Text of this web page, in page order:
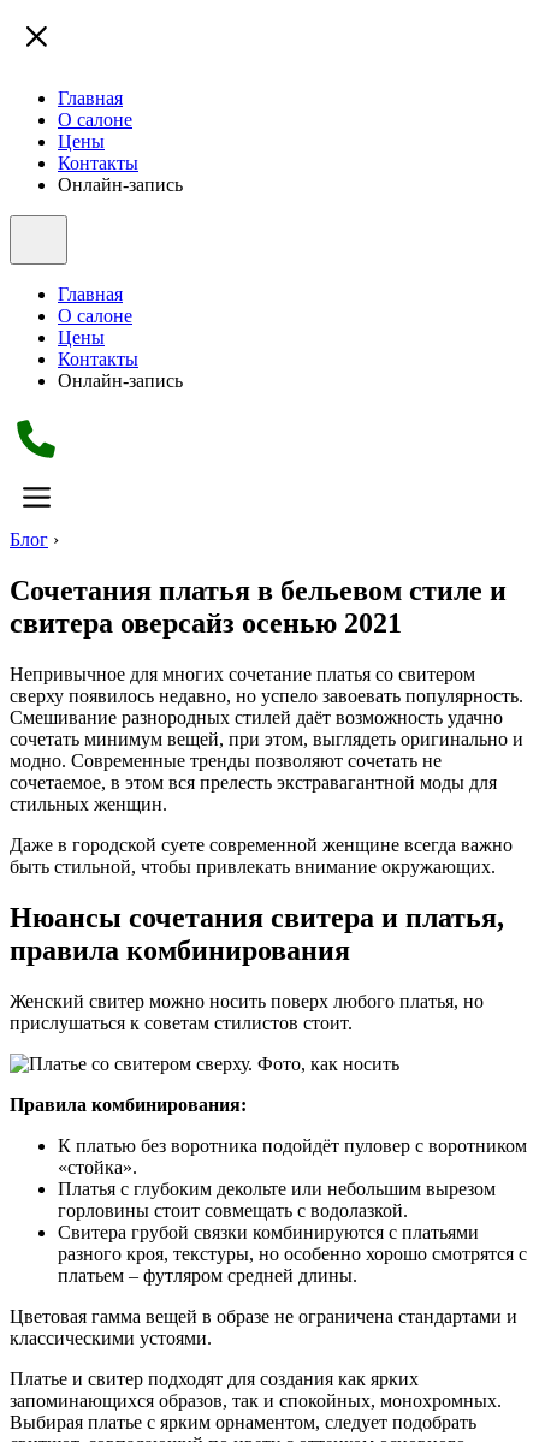
Главная
О салоне
Цены
Контакты
Онлайн-запись
Главная
О салоне
Цены
Контакты
Онлайн-запись
Блог ›
Сочетания платья в бельевом стиле и
свитера оверсайз осенью 2021
Непривычное для многих сочетание платья со свитером
сверху появилось недавно, но успело завоевать популярность.
Смешивание разнородных стилей даёт возможность удачно
сочетать минимум вещей, при этом, выглядеть оригинально и
модно. Современные тренды позволяют сочетать не
сочетаемое, в этом вся прелесть экстравагантной моды для
стильных женщин.
Даже в городской суете современной женщине всегда важно
быть стильной, чтобы привлекать внимание окружающих.
Нюансы сочетания свитера и платья,
правила комбинирования
Женский свитер можно носить поверх любого платья, но
прислушаться к советам стилистов стоит.
Правила комбинирования:
К платью без воротника подойдёт пуловер с воротником
«стойка».
Платья с глубоким декольте или небольшим вырезом
горловины стоит совмещать с водолазкой.
Свитера грубой связки комбинируются с платьями
разного кроя, текстуры, но особенно хорошо смотрятся с
платьем – футляром средней длины.
Цветовая гамма вещей в образе не ограничена стандартами и
классическими устоями.
Платье и свитер подходят для создания как ярких
запоминающихся образов, так и спокойных, монохромных.
Выбирая платье с ярким орнаментом, следует подобрать